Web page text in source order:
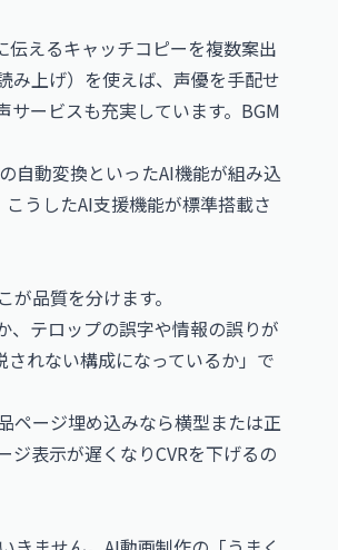
伝えるキャッチコピーを複数案出
み上げ）を使えば、声優を手配せ
ービスも充実しています。BGM
自動変換といったAI機能が組み込
うしたAI支援機能が標準搭載さ
品質を分けます。
、テロップの誤字や情報の誤りが
れない構成になっているか」で
ページ埋め込みなら横型または正
表示が遅くなりCVRを下げるの